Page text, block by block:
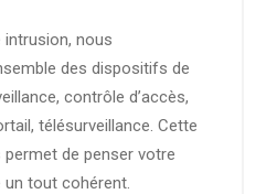
intrusion, nous
des dispositifs de
contrôle d’accès,
télésurveillance. Cette
de penser votre
tout cohérent.